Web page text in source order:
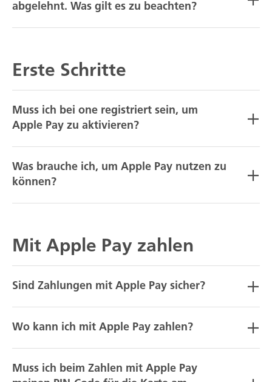
abgelehnt. Was gilt es zu beachten?
Erste Schritte
Muss ich bei one registriert sein, um
Apple Pay zu aktivieren?
Was brauche ich, um Apple Pay nutzen zu
können?
Mit Apple Pay zahlen
Sind Zahlungen mit Apple Pay sicher?
Wo kann ich mit Apple Pay zahlen?
Muss ich beim Zahlen mit Apple Pay